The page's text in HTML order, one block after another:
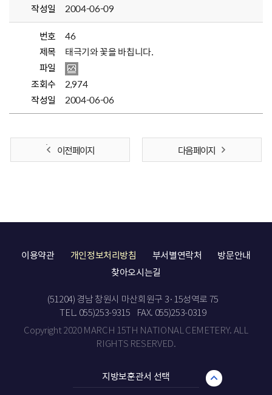
작성일
2004-06-09
번호
46
제목
태극기와 꽃을 바칩니다.
파일
조회수
2,974
작성일
2004-06-06
이전 페이지 다음 페이지
이용약관 개인정보처리방침 부서별연락처
방문안내
찾아오시는길
(51204) 경남 창원시 마산회원구 3·15성역로 75
TEL. 055)253-9315
FAX. 055)253-0319
Copyright 2020 MARCH 15TH NATIONAL CEMETERY. ALL
RIGHTS RESERVED.
지방보훈관서 선택